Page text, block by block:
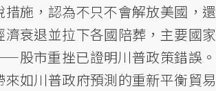
措施，認為不只不會解放美國，還
濟衰退並拉下各國陪葬，主要國家
市重挫已證明川普政策錯誤。
如川普政府預測的重新平衡貿易